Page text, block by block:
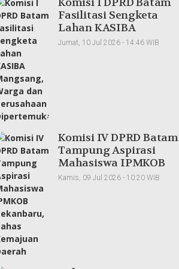
Fasilitasi Sengketa
Lahan KASIBA
Mangsang, Warga dan
Jumat, 10 Jul 2026 - 14:46 WIB
Komisi IV DPRD Batam
Tampung Aspirasi
Mahasiswa IPMKOB
Pekanbaru, Bahas
Kamis, 09 Jul 2026 - 10:20 WIB